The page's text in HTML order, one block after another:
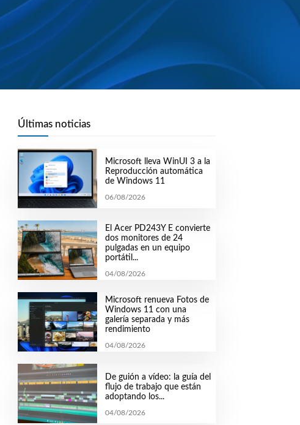
Últimas noticias
Microsoft lleva WinUI 3 a la
Reproducción automática
de Windows 11
06/08/2026
El Acer PD243Y E convierte
dos monitores de 24
pulgadas en un equipo
portátil...
04/08/2026
Microsoft renueva Fotos de
Windows 11 con una
galería separada y más
rendimiento
04/08/2026
De guión a vídeo: la guía del
flujo de trabajo que están
adoptando los...
04/08/2026